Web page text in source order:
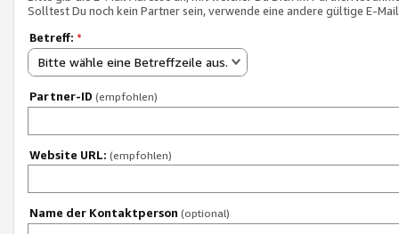
Solltest Du noch kein Partner sein, verwende eine andere gültige E-
Betreff: *
Bitte wähle eine Betreffzeile aus.
Partner-ID (empfohlen)
Website URL: (empfohlen)
Name der Kontaktperson (optional)